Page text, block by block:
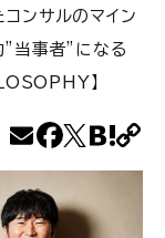
ンサルのマイン
”当事者”になる
】